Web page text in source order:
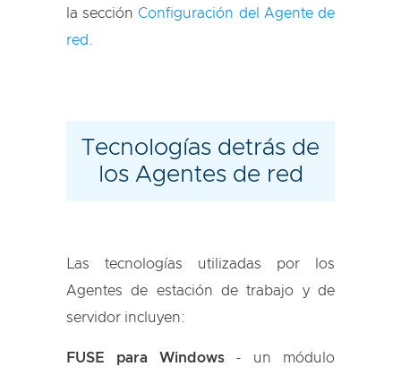
la sección Configuración del Agente de
red
Tecnologías detrás de
los Agentes de red
Las tecnologías utilizadas por los
Agentes de estación de trabajo y de
servidor incluyen:
FUSE para Windows- un módulo